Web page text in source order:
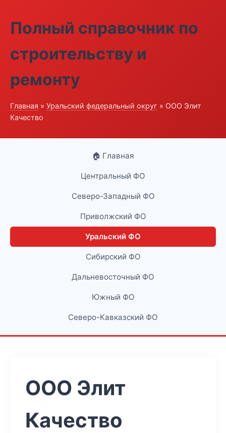
Полный справочник по
строительству и
ремонту
Главная » Уральский федеральный округ » ООО Элит
Качество
🏠 Главная
Центральный ФО
Северо-Западный ФО
Приволжский ФО
Уральский ФО
Сибирский ФО
Дальневосточный ФО
Южный ФО
Северо-Кавказский ФО
ООО Элит
Качество